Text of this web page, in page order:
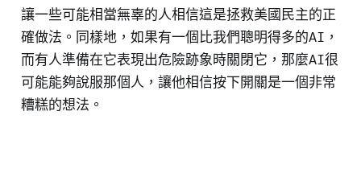
讓一些可能相當無辜的人相信這是拯救美國民主的正
確做法。同樣地，如果有一個比我們聰明得多的AI，
而有人準備在它表現出危險跡象時關閉它，那麼AI很
可能能夠說服那個人，讓他相信按下開關是一個非常
糟糕的想法。